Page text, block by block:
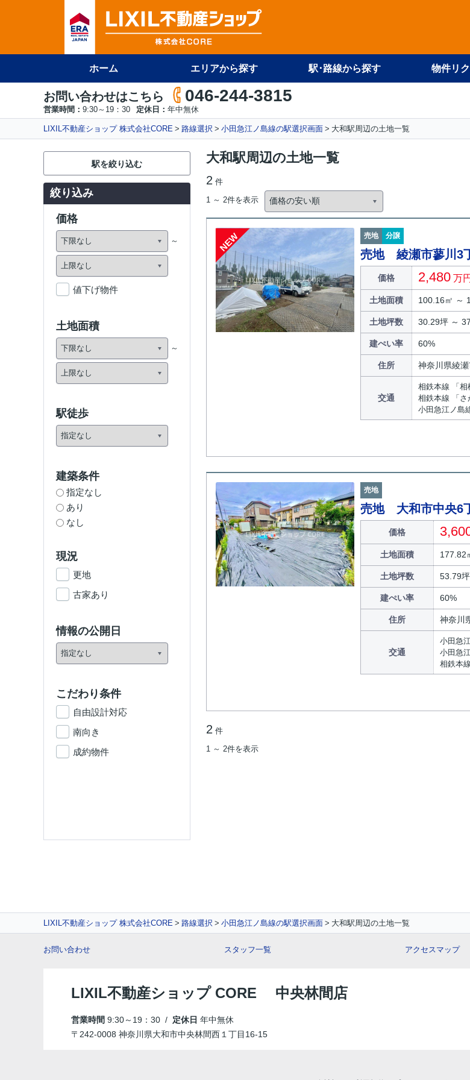
ホーム エリアから探す 駅･路線から探す 物件リ
お問い合わせはこちら 046-244-3815
営業時間： 9:30～19：30 定休日： 年中無休
LIXIL不動産ショップ 株式会社CORE 路線選択 小田急江ノ島線の駅選択画面 大和駅周辺の土地一覧
大和駅周辺の土地一覧
2 件
1 ～ 2件を表示
NEW 売地 分譲
売地 綾瀬市蓼川3
価格 2,480 万
土地面積 100.16㎡ ～
土地坪数 30.29坪 ～
建ぺい率 60%
住所 神奈川県綾
交通
相鉄本線 「相
相鉄本線 「さ
小田急江ノ島
売地
売地 大和市中央6
価格
土地面積 177.82
土地坪数 53.79坪
建ぺい率 60%
住所 神奈川
交通
小田急
小田急
相鉄本
2 件
1 ～ 2件を表示
駅を絞り込む
絞り込み
価格
値下げ物件
土地面積
駅徒歩
建築条件
指定なし
あり
なし
現況
更地
古家あり
情報の公開日
こだわり条件
自由設計対応
南向き
成約物件
LIXIL不動産ショップ 株式会社CORE 路線選択 小田急江ノ島線の駅選択画面 大和駅周辺の土地一覧
お問い合わせ スタッフ一覧 アクセスマップ
LIXIL不動産ショップ CORE 中央林間店
営業時間 9:30～19：30 / 定休日 年中無休
〒242-0008 神奈川県大和市中央林間西１丁目16-15